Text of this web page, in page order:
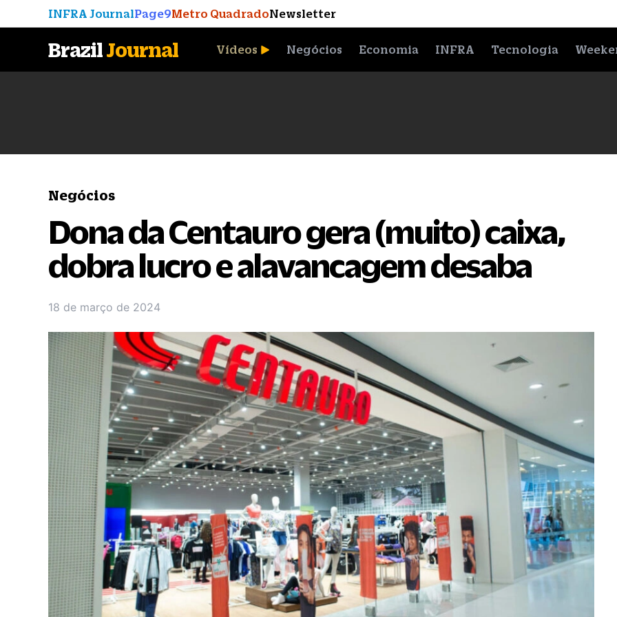
INFRA JournalPage9Metro QuadradoNewsletter
BrazilJournal Vídeos Negócios Economia INFRA Tecnologia
Negócios
Dona da Centauro gera (muito) caixa,
dobra lucro e alavancagem desaba
18 de março de 2024